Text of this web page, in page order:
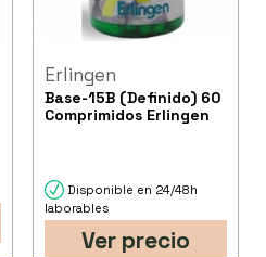
Erlingen
Base-15B (Definido) 60
Comprimidos Erlingen
Disponible en 24/48h
laborables
Ver precio